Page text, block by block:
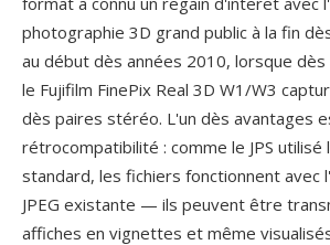
photographie 3D grand public à la fin
au début dès années 2010, lorsque
le Fujifilm FinePix Real 3D W1/W3
dès paires stéréo. L'un dès avantages
rétrocompatibilité : comme le JPS utilisé
standard, les fichiers fonctionnent avec
JPEG existante — ils peuvent être
affiches en vignettes et même